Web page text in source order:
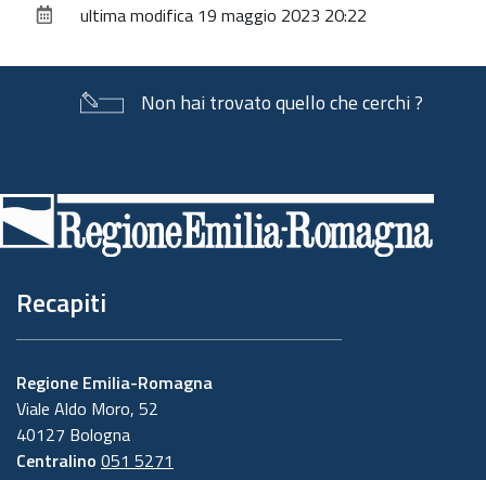
documentoultima modifica 19 maggio 2023 20:22
Non hai trovato quello che cerchi ?
di
pagina
Recapiti
Regione Emilia-Romagna
Viale Aldo Moro, 52
40127 Bologna
Centralino 051 5271